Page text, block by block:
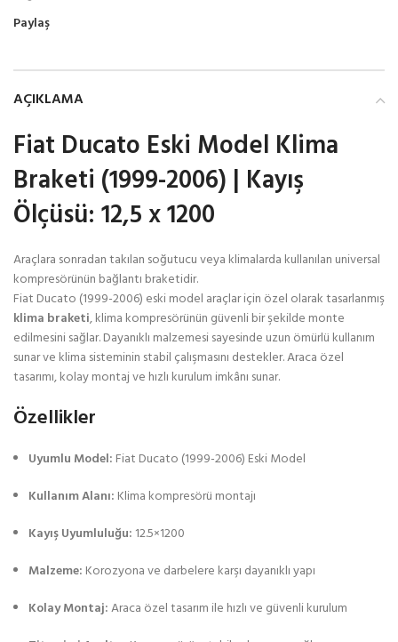
Paylaş
AÇIKLAMA
Fiat Ducato Eski Model Klima
Braketi (1999-2006) | Kayış
Ölçüsü: 12,5 x 1200
Araçlara sonradan takılan soğutucu veya klimalarda kullanılan universal
kompresörünün bağlantı braketidir.
Fiat Ducato (1999-2006) eski model araçlar için özel olarak tasarlanmış
klima braketi, klima kompresörünün güvenli bir şekilde monte
edilmesini sağlar. Dayanıklı malzemesi sayesinde uzun ömürlü kullanım
sunar ve klima sisteminin stabil çalışmasını destekler. Araca özel
tasarımı, kolay montaj ve hızlı kurulum imkânı sunar.
Özellikler
Uyumlu Model: Fiat Ducato (1999-2006) Eski Model
Kullanım Alanı: Klima kompresörü montajı
Kayış Uyumluluğu: 12.5×1200
Malzeme: Korozyona ve darbelere karşı dayanıklı yapı
Kolay Montaj:Araca özel tasarım ile hızlı ve güvenli kurulum